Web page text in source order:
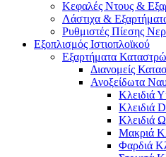
Κεφαλές Ντους &
Λάστιχα &
Ρυθμιστές Πίεσης
Εξοπλισμός Ιστιοπλοϊκού
Εξαρτήματα
Διανομείς
Ανοξείδωτα
Κλειδιά
Κλειδιά D
Κλειδιά Ω
Μακριά
Φαρδιά